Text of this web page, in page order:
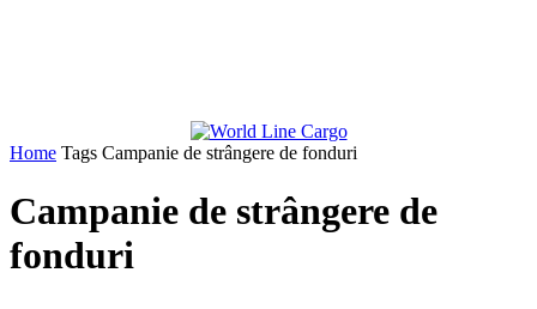
Home Tags Campanie de strângere de fonduri
Campanie de strângere de
fonduri